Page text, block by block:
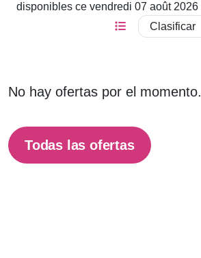
disponibles ce vendredi 07 août 2026
No hay ofertas por el momento.
Todas las ofertas